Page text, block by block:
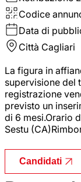
Codice
Data di
Città Cagliari
La figura in
supervisione del
registrazione
previsto un
di 6 mesi.Orario
Sestu
Candidati